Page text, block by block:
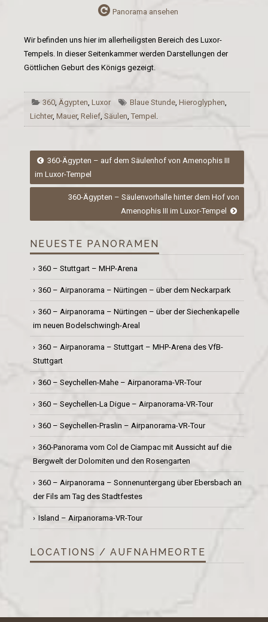
Panorama ansehen
Wir befinden uns hier im allerheiligsten Bereich des Luxor-
Tempels. In dieser Seitenkammer werden Darstellungen der
Göttlichen Geburt des Königs gezeigt.
360,Ägypten,Luxor Blaue Stunde, Hieroglyphen,
Lichter, Mauer, Relief, Säulen, Tempel .
Post
navigation
360-Ägypten – auf dem Säulenhof von Amenophis III
im Luxor-Tempel
360-Ägypten – Säulenvorhalle hinter dem Hof von
Amenophis III im Luxor-Tempel
NEUESTE PANORAMEN
360 – Stuttgart – MHP-Arena
360 – Airpanorama – Nürtingen – über dem Neckarpark
360 – Airpanorama – Nürtingen – über der Siechenkapelle
im neuen Bodelschwingh-Areal
360 – Airpanorama – Stuttgart – MHP-Arena des VfB-
Stuttgart
360 – Seychellen-Mahe – Airpanorama-VR-Tour
360 – Seychellen-La Digue – Airpanorama-VR-Tour
360 – Seychellen-Praslin – Airpanorama-VR-Tour
360-Panorama vom Col de Ciampac mit Aussicht auf die
Bergwelt der Dolomiten und den Rosengarten
360 – Airpanorama – Sonnenuntergang über Ebersbach an
der Fils am Tag des Stadtfestes
Island – Airpanorama-VR-Tour
LOCATIONS / AUFNAHMEORTE